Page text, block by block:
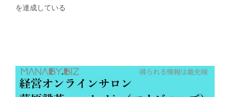
を達成している